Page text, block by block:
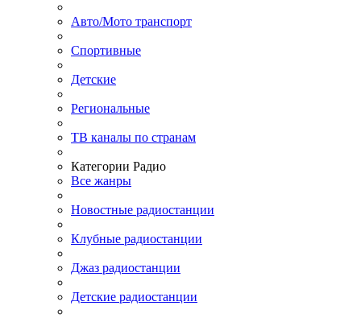
Авто/Мото транспорт
Спортивные
Детские
Региональные
ТВ каналы по странам
Категории Радио
Все жанры
Новостные радиостанции
Клубные радиостанции
Джаз радиостанции
Детские радиостанции